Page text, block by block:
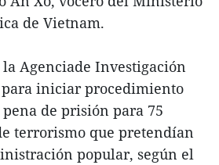
de Vietnam.
Agenciade Investigación
iniciar procedimiento
de prisión para 75
terrorismo que pretendían
popular, según el